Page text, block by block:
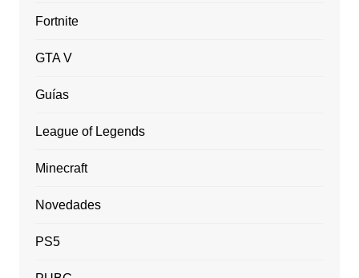
Fortnite
GTA V
Guías
League of Legends
Minecraft
Novedades
PS5